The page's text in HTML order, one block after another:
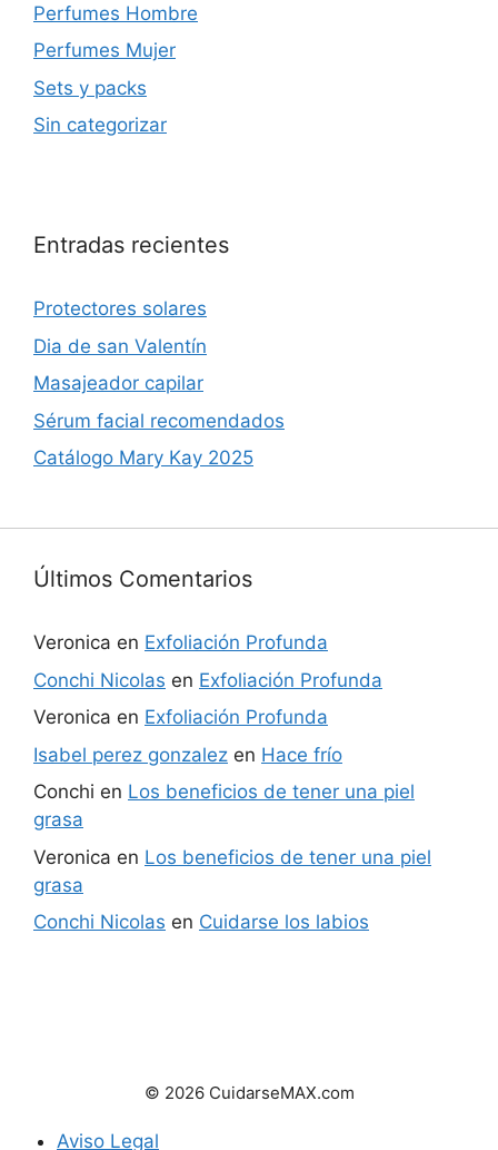
Perfumes Hombre
Perfumes Mujer
Sets y packs
Sin categorizar
Entradas recientes
Protectores solares
Dia de san Valentín
Masajeador capilar
Sérum facial recomendados
Catálogo Mary Kay 2025
Últimos Comentarios
Veronica en Exfoliación Profunda
Conchi Nicolas en Exfoliación Profunda
Veronica en Exfoliación Profunda
Isabel perez gonzalez en Hace frío
Conchi en Los beneficios de tener una piel
grasa
Veronica en Los beneficios de tener una piel
grasa
Conchi Nicolas en Cuidarse los labios
© 2026 CuidarseMAX.com
Aviso Legal